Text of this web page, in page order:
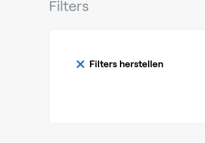
Filters
Filters herstellen